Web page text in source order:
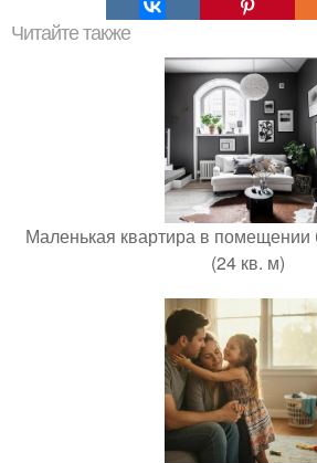
Читайте также
Маленькая квартира в
(24 кв. м)